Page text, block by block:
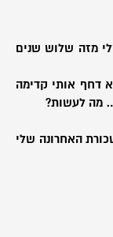
מזה שלוש שנים
דחף אותי קדימה
מה לעשות?
האחרונה שלי